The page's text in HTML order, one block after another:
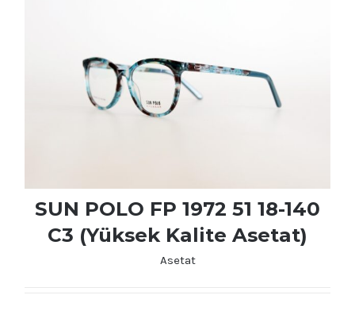
SUN POLO FP 1972 51 18-140
C3 (Yüksek Kalite Asetat)
Asetat